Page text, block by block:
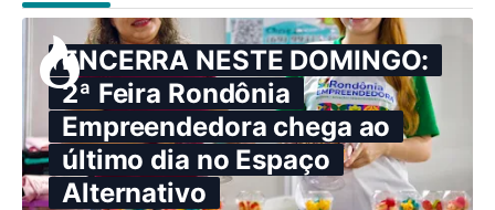
ENCERRA NESTE DOMINGO:
2ª Feira Rondônia
Empreendedora chega ao
último dia no Espaço
Alternativo